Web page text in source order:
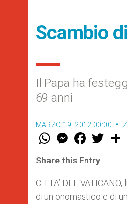
Scambio
Il Papa ha
69 anni
MARZO 19, 2012 00:00
W
t
s
p
p
M
e
s
e
g
e
r
F
a
e
b
o
k
w
r
Share this Entry
CITTA’ DEL
di un onomastico e di